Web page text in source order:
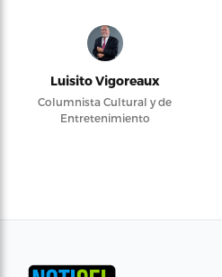
Luisito Vigoreaux
Columnista Cultural y de
Entretenimiento